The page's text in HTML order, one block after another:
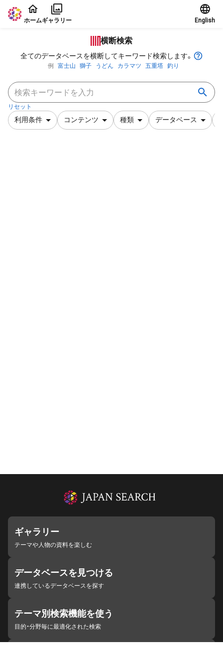
本文に飛ぶ
ホームギャラリー English
横断検索
全てのデータベースを横断してキーワード検索します。
例 富士山 獅子 うどん カラマツ 五重塔 釣り
リセット
利用条件 コンテンツ 種類 データベース
ギャラリー
テーマや人物の資料を楽しむ
データベースを見つける
連携しているデータベースを探す
テーマ別検索機能を使う
目的・分野毎に最適化された検索